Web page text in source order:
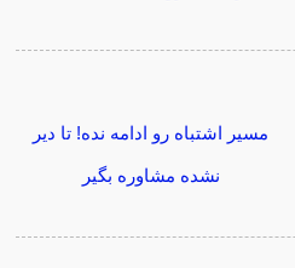
مسیر اشتباه رو ادامه نده! تا دیر
نشده مشاوره بگیر